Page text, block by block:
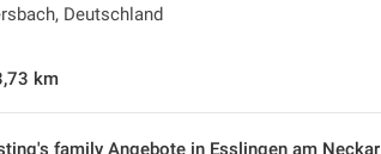
Deutschland
km
family Angebote in Esslingen am Neckar